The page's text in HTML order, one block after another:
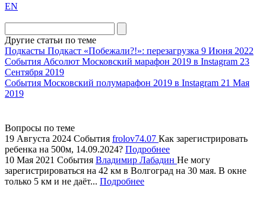
the
division
agent
watch
replica
showcases
substantial
areas.
replica
bvlgari
watches
+maserati
online
EN
Другие статьи по теме
Подкасты Подкаст «Побежали?!»: перезагрузка 9 Июня 2022
События Абсолют Московский марафон 2019 в Instagram 23
Сентября 2019
События Московский полумарафон 2019 в Instagram 21 Мая
2019
Вопросы по теме
19 Августа 2024 События frolov74.07 Как зарегистрировать
ребенка на 500м, 14.09.2024? Подробнее
10 Мая 2021 События Владимир Лабадин Не могу
зарегистрироваться на 42 км в Волгоград на 30 мая. В окне
только 5 км и не даёт... Подробнее